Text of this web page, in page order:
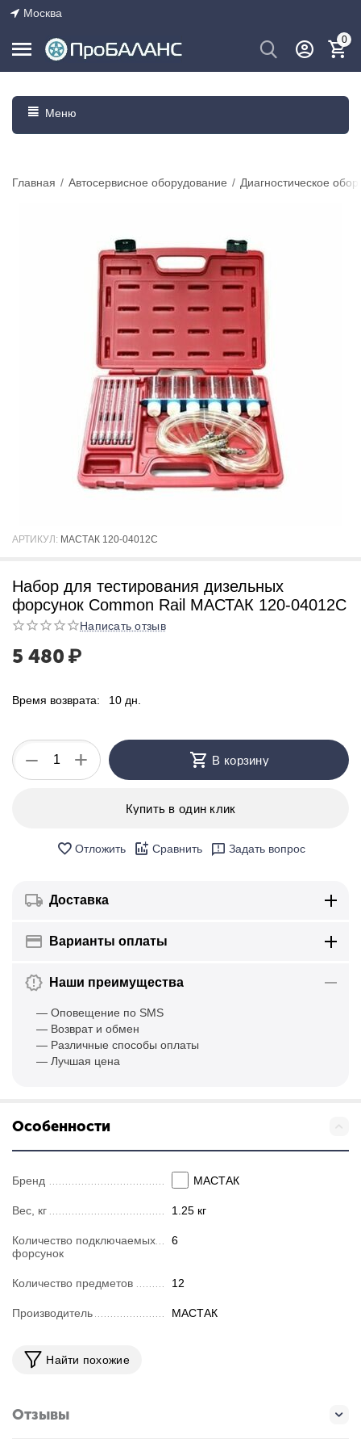
Москва
0
Меню
Главная / Автосервисное оборудование / Диагностическое
АРТИКУЛ: МАСТАК 120-04012C
Набор для тестирования дизельных
форсунок Common Rail МАСТАК 120-04012C
Написать отзыв
5 480 ₽
Время возврата: 10 дн.
+
− В корзину
Купить в один клик
Отложить Сравнить Задать вопрос
Доставка
Варианты оплаты
Наши преимущества
— Оповещение по SMS
— Возврат и обмен
— Различные способы оплаты
— Лучшая цена
Особенности
Бренд МАСТАК
Вес, кг 1.25 кг
Количество подключаемых
форсунок
6
Количество предметов 12
Производитель МАСТАК
Найти похожие
Отзывы